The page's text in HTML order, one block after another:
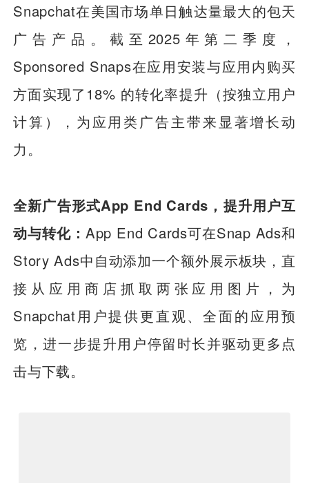
Snapchat在美国市场单日触达量最大的包天
广告产品。截至2025年第二季度，
Sponsored Snaps在应用安装与应用内购买
方面实现了18% 的转化率提升（按独立用户
计算），为应用类广告主带来显著增长动
力。
全新广告形式App End Cards，提升用户互
动与转化：App End Cards可在Snap Ads和
Story Ads中自动添加一个额外展示板块，直
接从应用商店抓取两张应用图片，为
Snapchat用户提供更直观、全面的应用预
览，进一步提升用户停留时长并驱动更多点
击与下载。